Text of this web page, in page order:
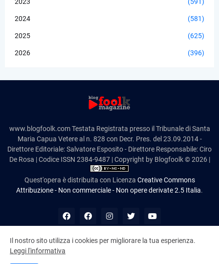
2024 (581)
2025 (625)
2026 (396)
www.blogfoolk.com Testata Registrata presso il Tribunale di Santa
Maria Capua Vetere al n. 828 con Decr. Pres. del 23.09.2014 -
Direttore Editoriale: Salvatore Esposito - Direttore Responsabile: Ciro
De Rosa | Codice ISSN 2384-9487 | Copyright by Blogfoolk © 2026 |
Quest'opera è distribuita con Licenza Creative Commons
Attribuzione - Non commerciale - Non opere derivate 2.5 Italia.
10,992,163
Il nostro sito utilizza i cookies per migliorare la tua esperienza.
Leggi l'informativa